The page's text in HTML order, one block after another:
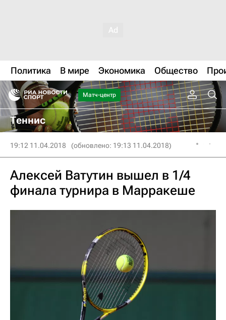
Политика В мире Экономика Общество
Матч-центр
Теннис
19:12 11.04.2018 (обновлено: 19:13 11.04.2018)
Алексей Ватутин вышел в 1/4
финала турнира в Марракеше